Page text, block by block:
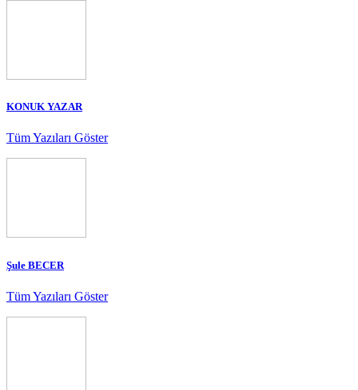
KONUK YAZAR
Tüm Yazıları Göster
Şule BECER
Tüm Yazıları Göster